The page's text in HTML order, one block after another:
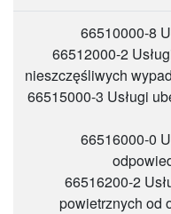
66510000-8
66512000-2
nieszczęśliwych
66515000-3 Usługi
66516000-0
66516200-2
powietrznych od